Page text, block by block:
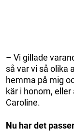
– Vi gillade
så var vi så olika
hemma på mig
kär i honom,
Caroline.
Nu har det